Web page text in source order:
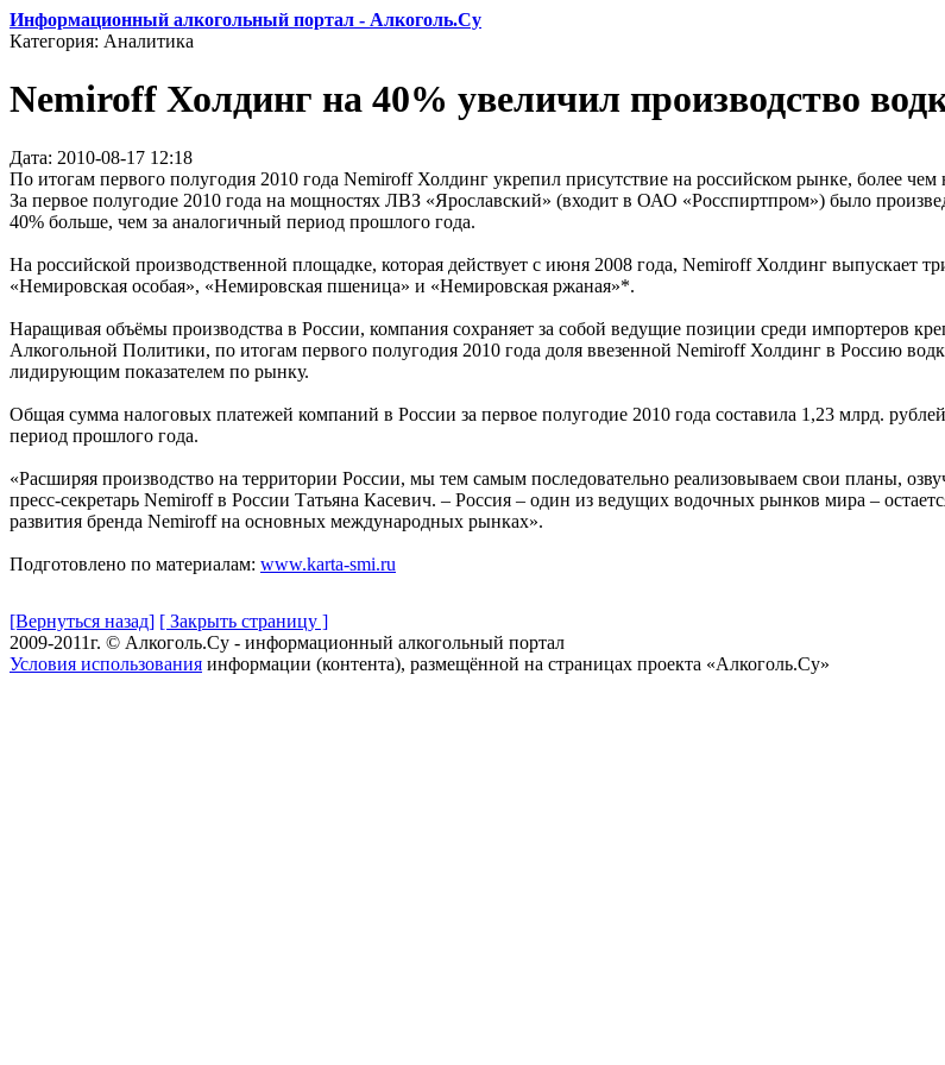
Информационный алкогольный портал - Алкоголь.Су
Категория: Аналитика
Nemiroff Холдинг на 40% увеличил производство
Дата: 2010-08-17 12:18
По итогам первого полугодия 2010 года Nemiroff Холдинг укрепил присутствие на российском рынке, более
За первое полугодие 2010 года на мощностях ЛВЗ «Ярославский» (входит в ОАО «Росспиртпром») было
40% больше, чем за аналогичный период прошлого года.
На российской производственной площадке, которая действует с июня 2008 года, Nemiroff Холдинг выпускает
«Немировская особая», «Немировская пшеница» и «Немировская ржаная»*.
Наращивая объёмы производства в России, компания сохраняет за собой ведущие позиции среди импортеров
Алкогольной Политики, по итогам первого полугодия 2010 года доля ввезенной Nemiroff Холдинг в Россию
лидирующим показателем по рынку.
Общая сумма налоговых платежей компаний в России за первое полугодие 2010 года составила 1,23 млрд.
период прошлого года.
«Расширяя производство на территории России, мы тем самым последовательно реализовываем свои планы,
пресс-секретарь Nemiroff в России Татьяна Касевич. – Россия – один из ведущих водочных рынков мира –
развития бренда Nemiroff на основных международных рынках».
Подготовлено по материалам: www.karta-smi.ru
[Вернуться назад] [ Закрыть страницу ]
2009-2011г. © Алкоголь.Су - информационный алкогольный портал
Условия использования информации (контента), размещённой на страницах проекта «Алкоголь.Су»